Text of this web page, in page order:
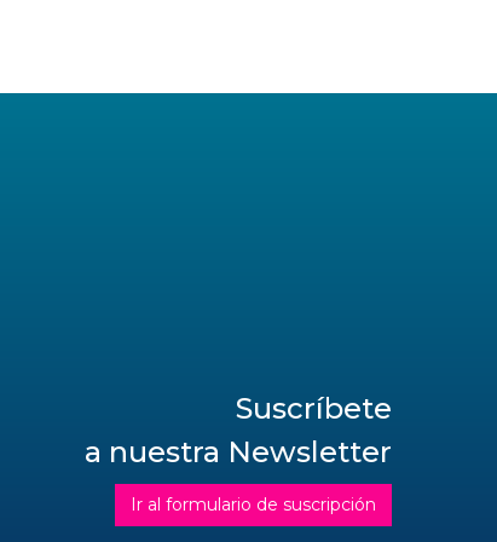
Suscríbete
a nuestra Newsletter
Ir al formulario de suscripción